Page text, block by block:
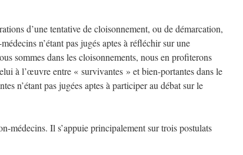
d’une tentative de cloisonnement, ou de démarcation,
n’étant pas jugés aptes à réfléchir sur une
sommes dans les cloisonnements, nous en profiterons
à l’œuvre entre « survivantes » et bien-portantes dans le
n’étant pas jugées aptes à participer au débat sur le
médecins. Il s’appuie principalement sur trois postulats